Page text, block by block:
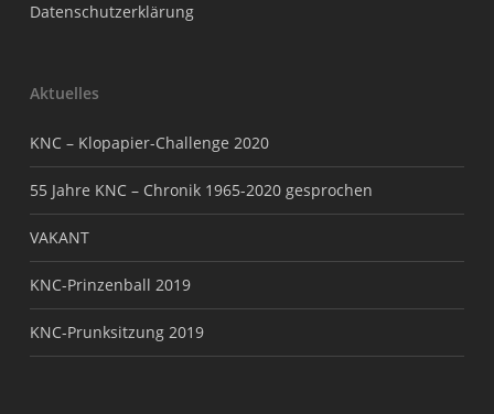
Datenschutzerklärung
Aktuelles
KNC – Klopapier-Challenge 2020
55 Jahre KNC – Chronik 1965-2020 gesprochen
VAKANT
KNC-Prinzenball 2019
KNC-Prunksitzung 2019